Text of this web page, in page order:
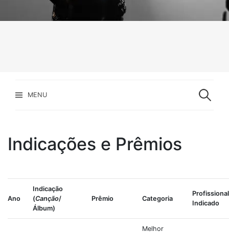
MENU
por:
Indicações e Prêmios
Ano
Indicação
(Canção/
Álbum)
Prêmio Categoria
Profissional
Indicado
Melhor